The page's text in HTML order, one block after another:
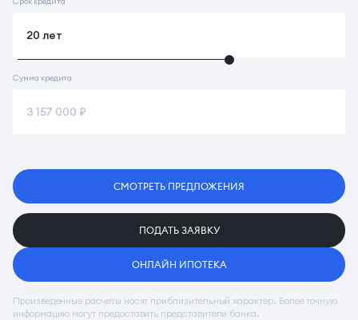
Сумма кредита
СМОТРЕТЬ ПРЕДЛОЖЕНИЯ
ПОДАТЬ ЗАЯВКУ
ОНЛАЙН ИПОТЕКА
Произведенные расчеты носят приблизительный характер. Более точную
информацию могут предоставить представители банка.